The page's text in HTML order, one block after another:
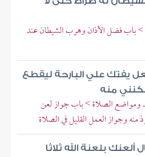
فضل الأذان وهرب الشيطان عند
يفتك علي البارحة ليقطع
منه
الصلاة > باب جواز لعن
منه وجواز العمل القليل في الصلاة
بلعنة الله ثلاثا